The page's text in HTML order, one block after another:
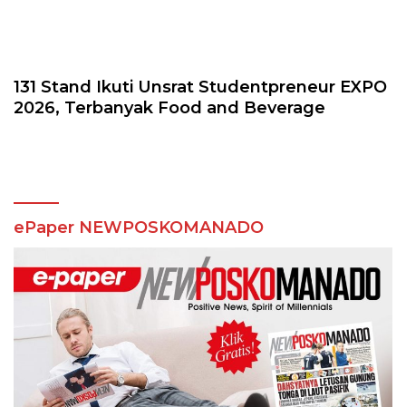
131 Stand Ikuti Unsrat Studentpreneur EXPO
2026, Terbanyak Food and Beverage
ePaper NEWPOSKOMANADO